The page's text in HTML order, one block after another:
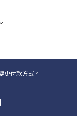
更付款方式。